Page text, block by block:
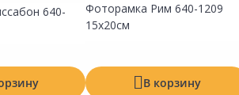
640-
Фоторамка Рим 640-1209
15х20см
В корзину